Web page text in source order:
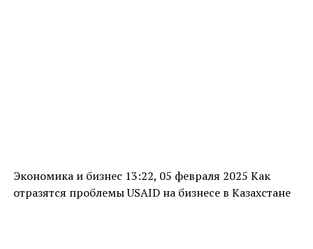
Экономика и бизнес 13:22, 05 февраля 2025 Как
отразятся проблемы USAID на бизнесе в Казахстане